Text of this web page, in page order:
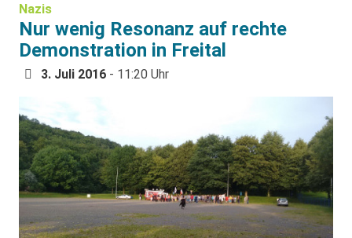
Nazis
Nur wenig Resonanz auf rechte
Demonstration in Freital
3. Juli 2016 - 11:20 Uhr